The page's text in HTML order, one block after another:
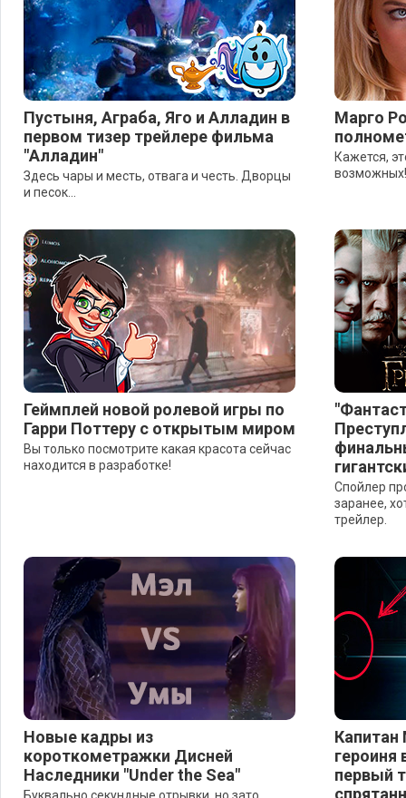
Пустыня, Аграба, Яго и Алладин в
первом тизер трейлере фильма
"Алладин"
Здесь чары и месть, отвага и честь. Дворцы
и песок...
Марго
Кажется,
возможных!
Геймплей новой ролевой игры по
Гарри Поттеру с открытым миром
Вы только посмотрите какая красота сейчас
находится в разработке!
Спойлер
заранее,
трейлер.
Новые кадры из
короткометражки Дисней
Наследники "Under the Sea"
Капитан
героиня
первый